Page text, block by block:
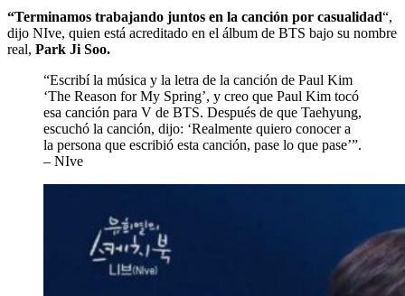
“Terminamos trabajando juntos en la canción por casualidad“,
dijo NIve, quien está acreditado en el álbum de BTS bajo su nombre
real, Park Ji Soo.
“Escribí la música y la letra de la canción de Paul Kim
‘The Reason for My Spring’, y creo que Paul Kim tocó
esa canción para V de BTS. Después de que Taehyung,
escuchó la canción, dijo: ‘Realmente quiero conocer a
la persona que escribió esta canción, pase lo que pase’”.
– NIve